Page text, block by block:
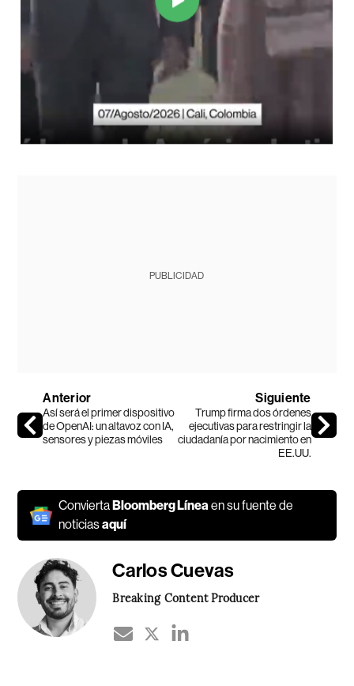
PUBLICIDAD
Anterior
Así será el primer dispositivo
de OpenAI: un altavoz con IA,
sensores y piezas móviles
Siguiente
Trump firma dos órdenes
ejecutivas para restringir la
ciudadanía por nacimiento en
EE.UU.
Convierta Bloomberg Líneaen su fuente de
noticiasaquí
Carlos Cuevas
Breaking Content Producer